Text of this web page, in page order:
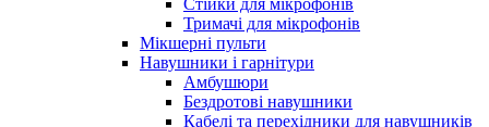
Стійки для мікрофонів
Тримачі для мікрофонів
Мікшерні пульти
Навушники і гарнітури
Амбушюри
Бездротові навушники
Кабелі та перехідники для навушників